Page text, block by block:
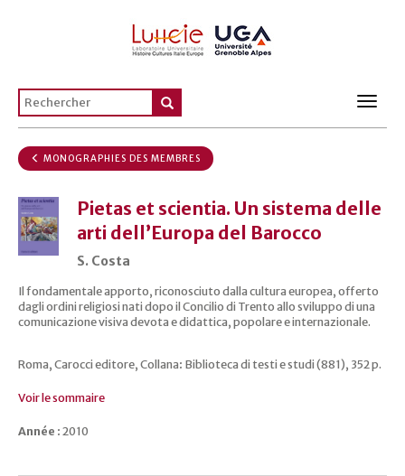
MONOGRAPHIES DES MEMBRES
Pietas et scientia. Un sistema delle
arti dell’Europa del Barocco
S. Costa
Il fondamentale apporto, riconosciuto dalla cultura europea, offerto
dagli ordini religiosi nati dopo il Concilio di Trento allo sviluppo di una
comunicazione visiva devota e didattica, popolare e internazionale.
Roma, Carocci editore, Collana: Biblioteca di testi e studi (881), 352 p.
Voir le sommaire
Année : 2010